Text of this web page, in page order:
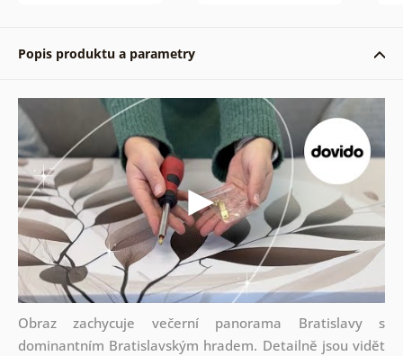
Popis produktu a parametry
Obraz zachycuje večerní panorama Bratislavy s
dominantním Bratislavským hradem. Detailně jsou vidět